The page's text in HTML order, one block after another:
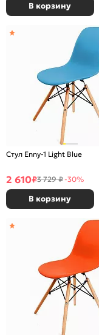
В корзину
Стул Enny-1 Light Blue
2 610₽3 729 ₽-30%
В корзину